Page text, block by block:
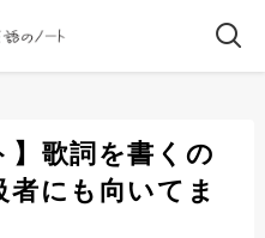
】歌詞を書くの
者にも向いてま